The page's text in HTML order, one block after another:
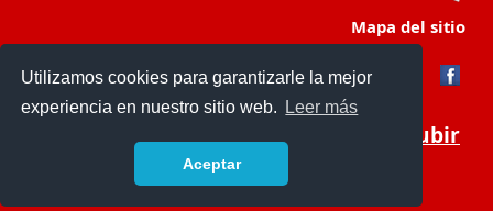
Utilizamos cookies para garantizarle la mejor
experiencia en nuestro sitio web.
Leer más
Aceptar
Mapa del sitio
Subir